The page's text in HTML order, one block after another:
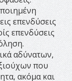
επενδύσεις
επενδύσεις
αδύνατων,
που
ακόμα και